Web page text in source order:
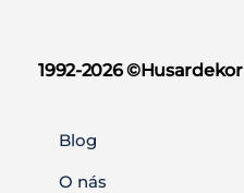
1992-2026 ©️Husardekor
Blog
O nás